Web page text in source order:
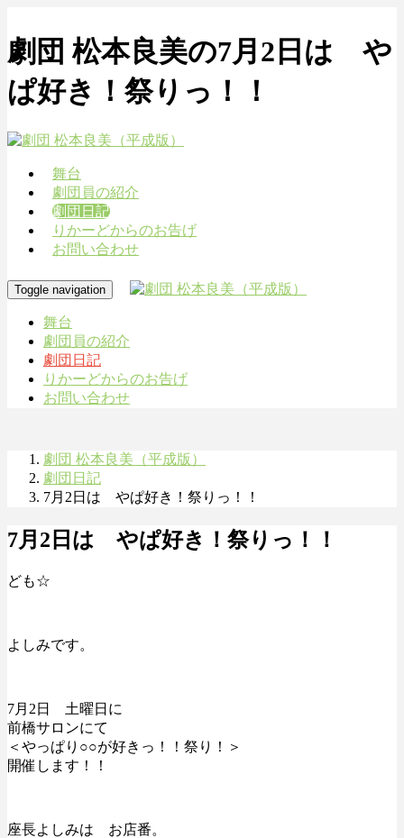
劇団 松本良美の7月2日は や
ぱ好き！祭りっ！！
舞台
劇団員の紹介
劇団日記
りかーどからのお告げ
お問い合わせ
Toggle navigation
舞台
劇団員の紹介
劇団日記
りかーどからのお告げ
お問い合わせ
劇団 松本良美（平成版）
劇団日記
7月2日は やぱ好き！祭りっ！！
7月2日は やぱ好き！祭りっ！！
ども☆
よしみです。
7月2日 土曜日に
前橋サロンにて
＜やっぱり○○が好きっ！！祭り！＞
開催します！！
座長よしみは お店番。